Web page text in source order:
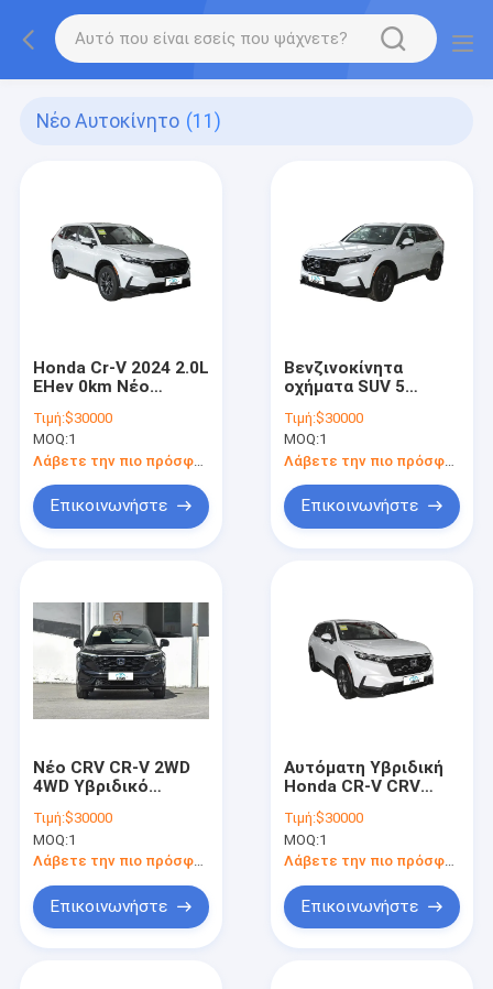
Νέο Αυτοκίνητο (11)
Honda Cr-V 2024 2.0L
EHev 0km Νέο
4WD Βενζίνη
Ηλεκτρικό Υβριδικό
SUV Honda Cr-V
Τιμή:$30000
MOQ:1
Λάβετε την πιο πρόσφατη τιμή
Επικοινωνήστε
Βενζινοκίνητα
οχήματα SUV 5
αυτοκίνητο με
Honda CRV
Τιμή:$30000
MOQ:1
Επικοινωνήστε
Νέο CRV CR-V 2WD
4WD Υβριδικό
Honda Crv
Τιμή:$30000
MOQ:1
Λάβετε την πιο πρόσφατη τιμή
Επικοινωνήστε
Αυτόματη Υβριδική
Honda CR-V CRV
Αυτοκίνητα
Ηλεκτρικά
Αυτοκίνητα Για
7 θέσεις SUV Από
Κίνα
Τιμή:$30000
MOQ:1
Επικοινωνήστε